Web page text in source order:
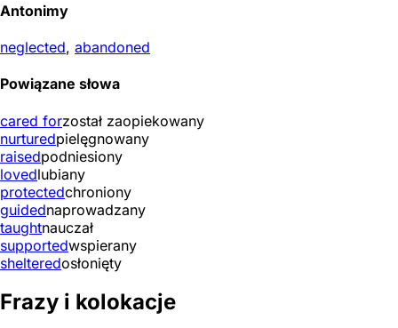
Antonimy
neglected, abandoned
Powiązane słowa
cared forzostał zaopiekowany
nurturedpielęgnowany
raisedpodniesiony
lovedlubiany
protectedchroniony
guidednaprowadzany
taughtnauczał
supportedwspierany
shelteredosłonięty
Frazy i kolokacje